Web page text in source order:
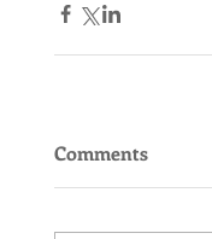
Comments